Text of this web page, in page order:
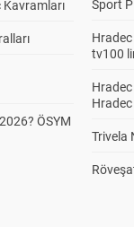
Kavramları
ÖSYM
Sport
Hradec
tv100
Trivela